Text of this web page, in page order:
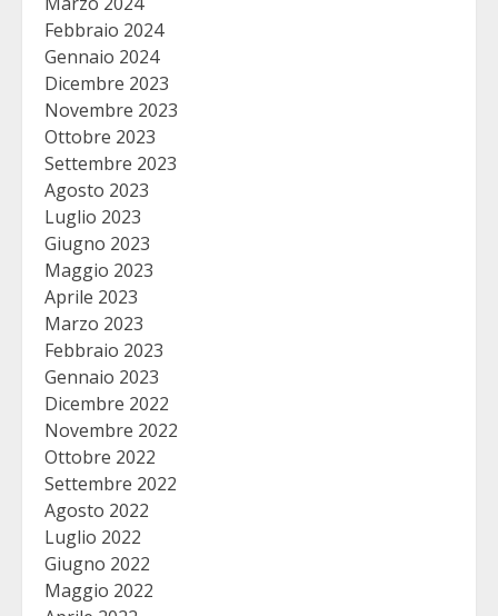
Febbraio 2024
Gennaio 2024
Dicembre 2023
Novembre 2023
Ottobre 2023
Settembre 2023
Agosto 2023
Luglio 2023
Giugno 2023
Maggio 2023
Aprile 2023
Marzo 2023
Febbraio 2023
Gennaio 2023
Dicembre 2022
Novembre 2022
Ottobre 2022
Settembre 2022
Agosto 2022
Luglio 2022
Giugno 2022
Maggio 2022